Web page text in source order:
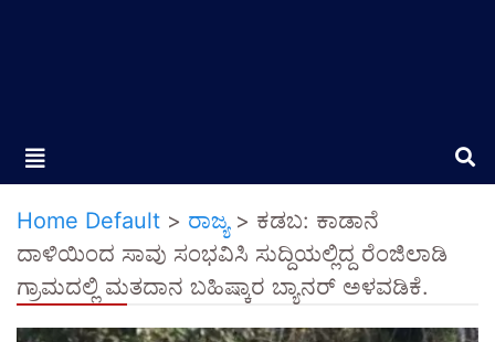
Home Default > ರಾಜ್ಯ> ಕಡಬ: ಕಾಡಾನೆ
ದಾಳಿಯಿಂದ ಸಾವು ಸಂಭವಿಸಿ ಸುದ್ದಿಯಲ್ಲಿದ್ದ ರೆಂಜಿಲಾಡಿ
ಗ್ರಾಮದಲ್ಲಿ ಮತದಾನ ಬಹಿಷ್ಕಾರ ಬ್ಯಾನರ್ ಅಳವಡಿಕೆ.